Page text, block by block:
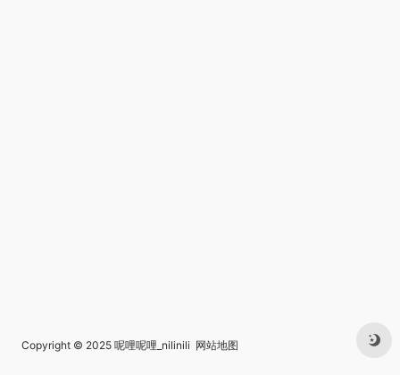
Copyright © 2025 呢哩呢哩_nilinili 网站地图